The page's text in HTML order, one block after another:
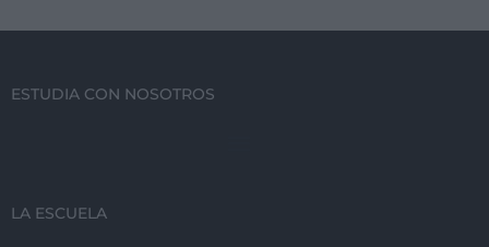
ESTUDIA CON NOSOTROS
LA ESCUELA